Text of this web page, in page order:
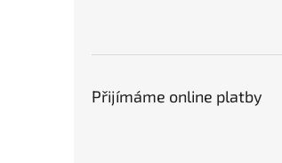
Přijímáme online platby